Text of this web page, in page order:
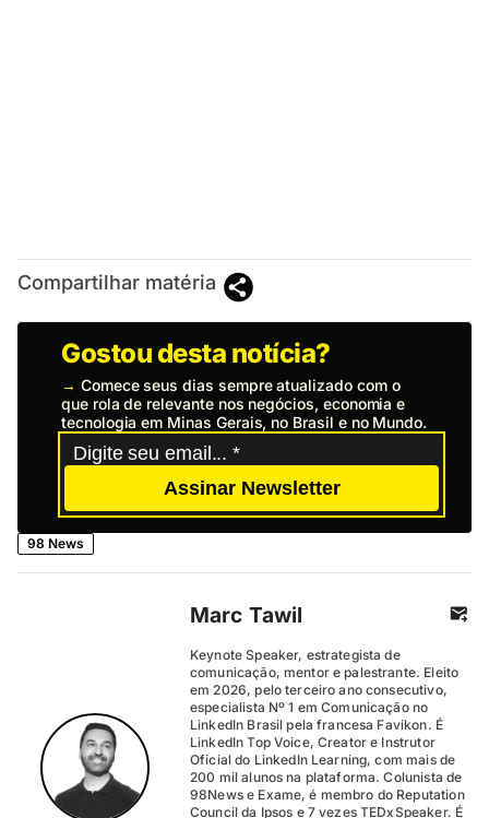
Compartilhar matéria
Gostou desta notícia?
→ Comece seus dias sempre atualizado com o
que rola de relevante nos negócios, economia e
tecnologia em Minas Gerais, no Brasil e no Mundo.
Assinar Newsletter
98 News
Marc Tawil
Keynote Speaker, estrategista de
comunicação, mentor e palestrante. Eleito
em 2026, pelo terceiro ano consecutivo,
especialista Nº 1 em Comunicação no
LinkedIn Brasil pela francesa Favikon. É
LinkedIn Top Voice, Creator e Instrutor
Oficial do LinkedIn Learning, com mais de
200 mil alunos na plataforma. Colunista de
98News e Exame, é membro do Reputation
Council da Ipsos e 7 vezes TEDxSpeaker. É